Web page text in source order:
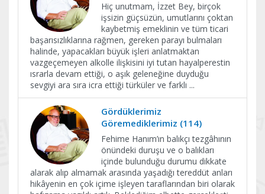
Hiç unutmam, İzzet Bey, birçok
işsizin güçsüzün, umutlarını çoktan
kaybetmiş emeklinin ve tüm ticari
başarısızlıklarına rağmen, gereken parayı bulmaları
halinde, yapacakları büyük işleri anlatmaktan
vazgeçemeyen alkolle ilişkisini iyi tutan hayalperestin
ısrarla devam ettiği, o aşık geleneğine duyduğu
sevgiyi ara sıra icra ettiği türküler ve farklı ...
Gördüklerimiz
Göremediklerimiz (114)
Fehime Hanım’ın balıkçı tezgâhının
önündeki duruşu ve o balıkları
içinde bulunduğu durumu dikkate
alarak alıp almamak arasında yaşadığı tereddüt anları
hikâyenin en çok içime işleyen taraflarından biri olarak